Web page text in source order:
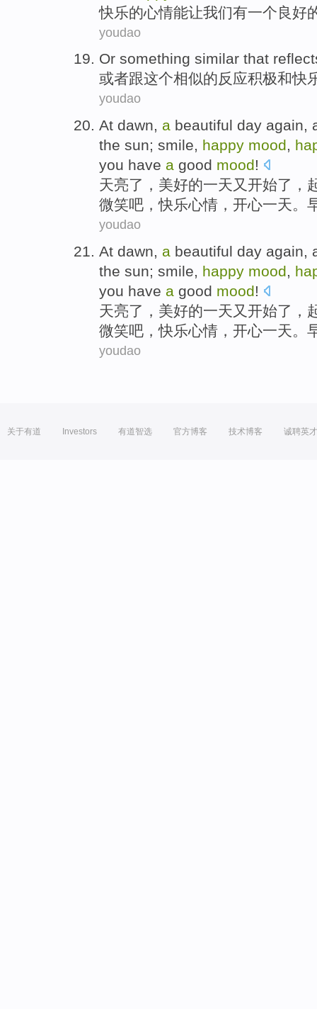
快乐的心情能让我们有一个良好
youdao
Or something similar that
或者跟这个相似的反应积极和快
youdao
At dawn, a beautiful day again,
the sun; smile, happy mood,
you have a good mood!
天亮了， 美好的一天又 开始了，
微笑吧 ，快乐心情 ， 开心一天。
youdao
At dawn, a beautiful day again,
the sun; smile, happy mood,
you have a good mood!
天亮了， 美好的一天又 开始了，
微笑吧 ，快乐心情 ， 开心一天。
youdao
关于有道 Investors 有道智选 官方博客 技术博客 诚聘英才